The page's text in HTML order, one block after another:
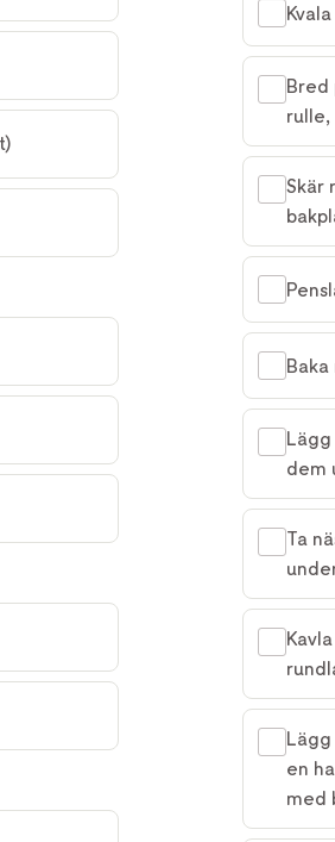
Bred
rulle,
Skär
dem
Ta
en
med